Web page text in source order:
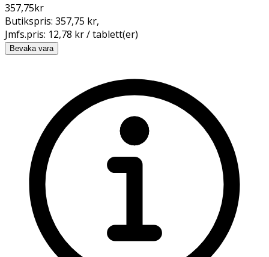
357,75kr
Butikspris: 357,75 kr,
Jmfs.pris: 12,78 kr / tablett(er)
Bevaka vara